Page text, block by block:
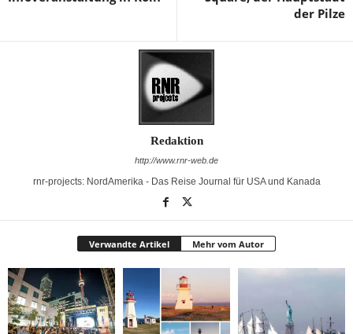
der Pilze
Redaktion
http://www.rnr-web.de
rnr-projects: NordAmerika - Das Reise Journal für USA und Kanada
Verwandte Artikel Mehr vom Autor